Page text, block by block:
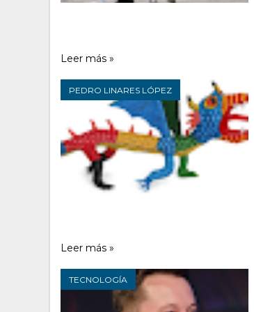
Leer más »
PEDRO LINARES LÓPEZ
Leer más »
TECNOLOGÍA